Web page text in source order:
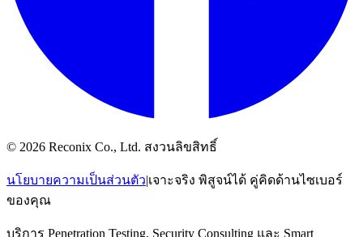
© 2026 Reconix Co., Ltd. สงวนลิขสิทธิ์
นโยบายความเป็นส่วนตัว|เจาะจริง พิสูจน์ได้ คู่คิดด้านไซเบอร์
ของคุณ
บริการ Penetration Testing, Security Consulting และ Smart